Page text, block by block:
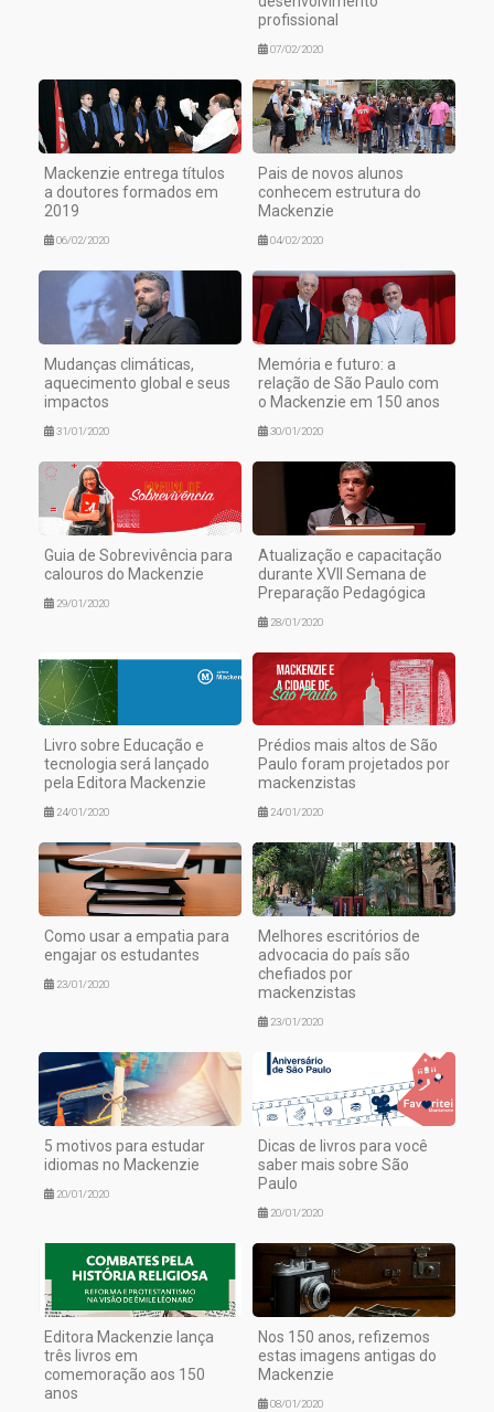
profissional
07/02/2020
Mackenzie entrega títulos
a doutores formados em
2019
06/02/2020
Pais de novos alunos
conhecem estrutura do
Mackenzie
04/02/2020
Mudanças climáticas,
aquecimento global e seus
impactos
31/01/2020
Memória e futuro: a
relação de São Paulo com
o Mackenzie em 150 anos
30/01/2020
Guia de Sobrevivência para
calouros do Mackenzie
29/01/2020
Atualização e capacitação
durante XVII Semana de
Preparação Pedagógica
28/01/2020
Livro sobre Educação e
tecnologia será lançado
pela Editora Mackenzie
24/01/2020
Prédios mais altos de São
Paulo foram projetados por
mackenzistas
24/01/2020
Como usar a empatia para
engajar os estudantes
23/01/2020
Melhores escritórios de
advocacia do país são
chefiados por
mackenzistas
23/01/2020
5 motivos para estudar
idiomas no Mackenzie
20/01/2020
Dicas de livros para você
saber mais sobre São
Paulo
20/01/2020
Editora Mackenzie lança
três livros em
comemoração aos 150
anos
Nos 150 anos, refizemos
estas imagens antigas do
Mackenzie
08/01/2020